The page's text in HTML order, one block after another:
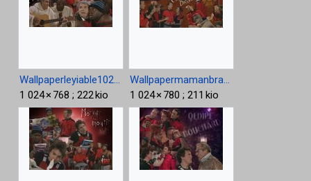
Wallpaperleyiable1024.jpg
1 024 × 768 ; 222 kio
Wallpapermamanbrad 1024.jpg
1 024 × 780 ; 211 kio